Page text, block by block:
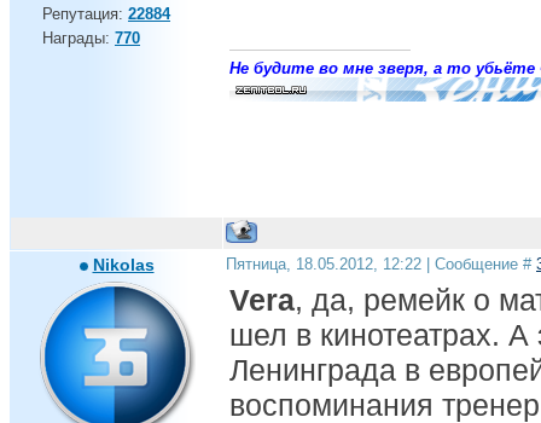
Репутация: 22884
Награды: 770
Не будите во мне зверя, а то убьёте
Nikolas Пятница, 18.05.2012, 12:22 | Сообщение #
Vera, да, ремейк о
шел в кинотеатрах.
Ленинграда в
воспоминания